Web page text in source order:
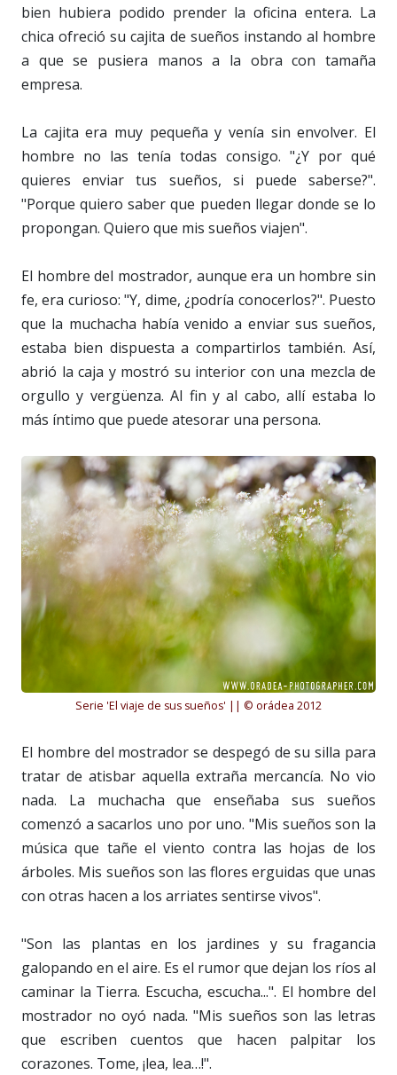
bien hubiera podido prender la oficina entera. La
chica ofreció su cajita de sueños instando al hombre
a que se pusiera manos a la obra con tamaña
empresa.
La cajita era muy pequeña y venía sin envolver. El
hombre no las tenía todas consigo. "¿Y por qué
quieres enviar tus sueños, si puede saberse?".
"Porque quiero saber que pueden llegar donde se lo
propongan. Quiero que mis sueños viajen".
El hombre del mostrador, aunque era un hombre sin
fe, era curioso: "Y, dime, ¿podría conocerlos?". Puesto
que la muchacha había venido a enviar sus sueños,
estaba bien dispuesta a compartirlos también. Así,
abrió la caja y mostró su interior con una mezcla de
orgullo y vergüenza. Al fin y al cabo, allí estaba lo
más íntimo que puede atesorar una persona.
Serie 'El viaje de sus sueños' || © orádea 2012
El hombre del mostrador se despegó de su silla para
tratar de atisbar aquella extraña mercancía. No vio
nada. La muchacha que enseñaba sus sueños
comenzó a sacarlos uno por uno. "Mis sueños son la
música que tañe el viento contra las hojas de los
árboles. Mis sueños son las flores erguidas que unas
con otras hacen a los arriates sentirse vivos".
"Son las plantas en los jardines y su fragancia
galopando en el aire. Es el rumor que dejan los ríos al
caminar la Tierra. Escucha, escucha...". El hombre del
mostrador no oyó nada. "Mis sueños son las letras
que escriben cuentos que hacen palpitar los
corazones. Tome, ¡lea, lea…!".